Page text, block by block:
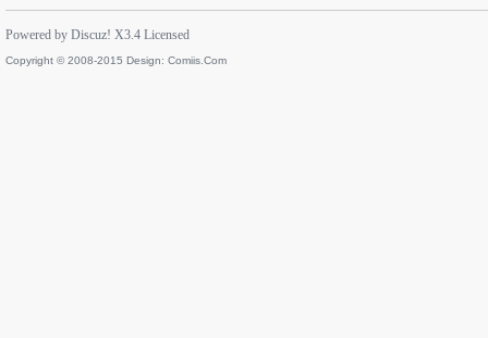
Powered by Discuz! X3.4 Licensed
Copyright © 2008-2015 Design: Comiis.Com